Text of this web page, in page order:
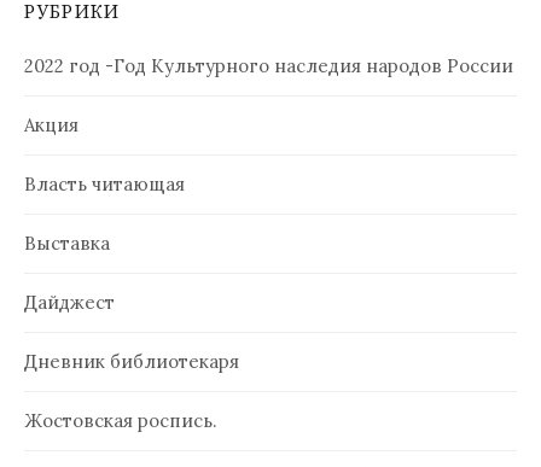
РУБРИКИ
2022 год -Год Культурного наследия народов России
Акция
Власть читающая
Выставка
Дайджест
Дневник библиотекаря
Жостовская роспись.